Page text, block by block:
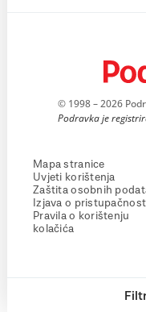
© 1998 – 2026
Podravka je
Mapa stranice
Uvjeti korištenja
Zaštita osobnih
Izjava o
Pravila o korištenju
kolačića